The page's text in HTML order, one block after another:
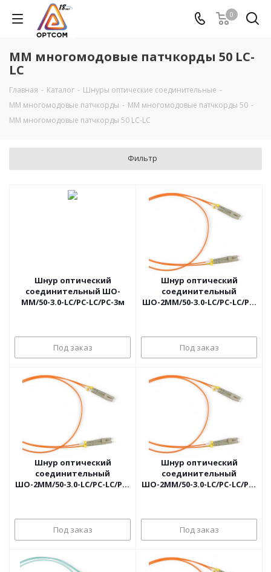
0
ММ многомодовые патчкорды 50 LC-
LC
Главная - Каталог - Шнуры оптические соединительные -
MM многомодовые патчкорды - ММ многомодовые патчкорды 50 -
ММ многомодовые патчкорды 50 LC-LC
Фильтр
Шнур оптический
соединительный ШО-
MM/50-3.0-LC/PC-LC/PC-3м
Под заказ
Шнур оптический
соединительный
ШО-2MM/50-3.0-LC/PC-LC/PC,
Под заказ
Шнур оптический
соединительный
ШО-2MM/50-3.0-LC/PC-LC/PC-
Под заказ
Шнур оптический
соединительный
ШО-2MM/50-3.0-LC/PC-LC/PC-
Под заказ